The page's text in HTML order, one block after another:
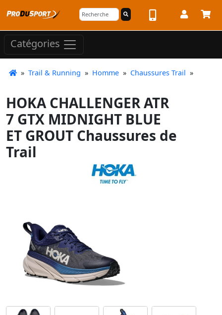
Catégories
» Trail & Running » Homme » Chaussures Trail »
HOKA CHALLENGER ATR
7 GTX MIDNIGHT BLUE
ET GROUT Chaussures de
Trail